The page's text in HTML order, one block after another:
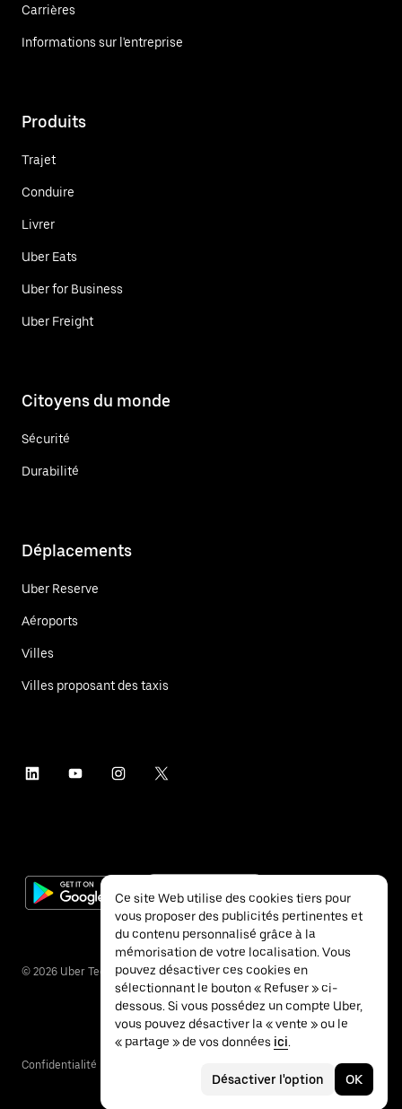
Carrières
Informations sur l'entreprise
Produits
Trajet
Conduire
Livrer
Uber Eats
Uber for Business
Uber Freight
Citoyens du monde
Sécurité
Durabilité
Déplacements
Uber Reserve
Aéroports
Villes
Villes proposant des taxis
© 2026 Uber Technologies Inc.
Confidentialité
Ce site Web utilise des cookies tiers pour
vous proposer des publicités pertinentes et
du contenu personnalisé grâce à la
mémorisation de votre localisation. Vous
pouvez désactiver ces cookies en
sélectionnant le bouton « Refuser » ci-
dessous. Si vous possédez un compte Uber,
vous pouvez désactiver la « vente » ou le
« partage » de vos données ici.
Désactiver l'option OK